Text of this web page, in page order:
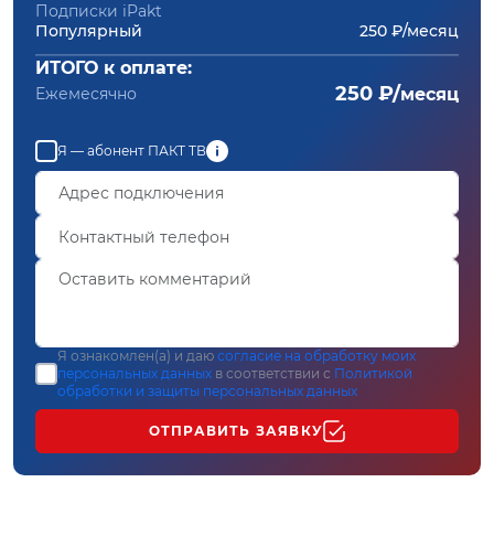
Подписки iPakt
Популярный
250 ₽/месяц
ИТОГО к оплате:
Ежемесячно 250 ₽/месяц
Я — абонент ПАКТ ТВ
Я ознакомлен(а) и даю согласие на обработку моих
персональных данных в соответствии с Политикой
обработки и защиты персональных данных
ОТПРАВИТЬ ЗАЯВКУ